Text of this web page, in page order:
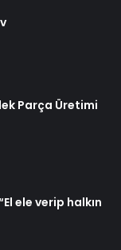
Parça Üretimi
ele verip halkın